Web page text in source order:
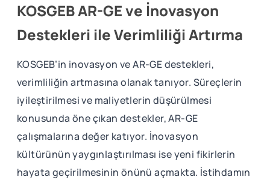
KOSGEB AR-GE ve İnovasyon
Destekleri ile Verimliliği Artırma
KOSGEB’in inovasyon ve AR-GE destekleri,
verimliliğin artmasına olanak tanıyor. Süreçlerin
iyileştirilmesi ve maliyetlerin düşürülmesi
konusunda öne çıkan destekler, AR-GE
çalışmalarına değer katıyor. İnovasyon
kültürünün yaygınlaştırılması ise yeni fikirlerin
hayata geçirilmesinin önünü açmakta. İstihdamın